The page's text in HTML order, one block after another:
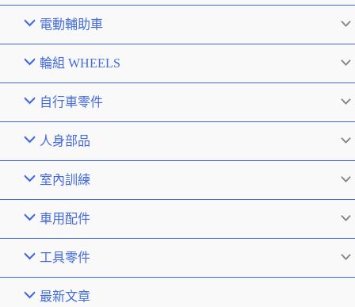
電動輔助車
輪組 WHEELS
自行車零件
人身部品
室內訓練
車用配件
工具零件
最新文章